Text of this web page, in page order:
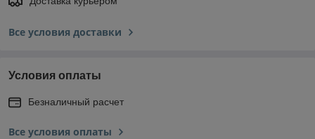
Все условия доставки
Условия оплаты
Безналичный расчет
Все условия оплаты